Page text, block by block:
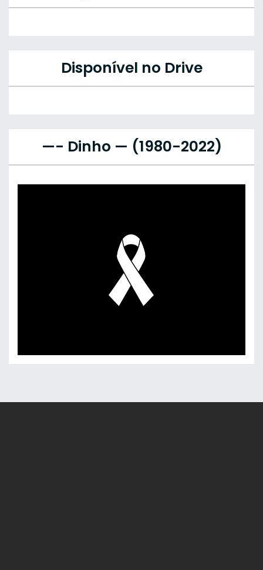
Disponível no Drive
—- Dinho — (1980-2022)